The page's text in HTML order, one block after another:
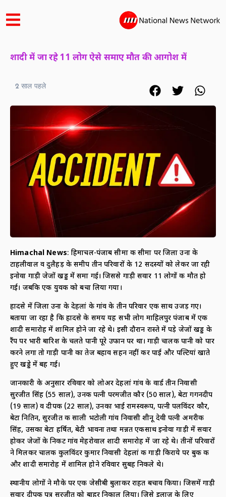
शादी में जा रहे 11 लोग ऐसे समाए मौत की आगोश में
2 साल पहले
Himachal News: हिमाचल-पंजाब सीमा की सीमा पर जिला उना के
टाहलीवाल व दुलैहड़ के समीप तीन परिवारों के 12 सदस्यों को लेकर जा रही
इनोवा गाड़ी जेजों खड्ड में समा गई। जिससे गाड़ी सवार 11 लोगों की मौत हो
गई। जबकि एक युवक को बचा लिया गया।
हादसे में जिला उना के देहलां के गांव के तीन परिवार एक साथ उजड़ गए।
बताया जा रहा है कि हादसे के समय यह सभी लोग माहिलपुर पंजाब में एक
शादी समारोह में शामिल होने जा रहे थे। इसी दौरान रास्ते में पड़े जेजों खड्ड के
रैंप पर भारी बारिश के चलते पानी पूरे उफान पर था। गाड़ी चालक पानी को पार
करने लगा तो गाड़ी पानी का तेज बहाव सहन नहीं कर पाई और पल्टियां खाते
हुए खड्डे में बह गई।
जानकारी के अनुसार रविवार को लोअर देहलां गांव के वार्ड तीन निवासी
सुरजीत सिंह (55 साल), उनकी पत्नी परमजीत कौर (50 साल), बेटा गगनदीप
(19 साल) व दीपक (22 साल), उनका भाई रामस्वरूप, पत्नी पलविंदर कौर,
बेटा नितिन, सुरजीत की साली भटोली गांव निवासी शीनू देवी पत्नी अमरीक
सिंह, उसका बेटा हर्षित, बेटी भावना तथा मन्नत एकसाथ इनोवा गाड़ी में सवार
होकर जेजों के निकट गांव मेहरोवाल शादी समारोह में जा रहे थे। तीनों परिवारों
ने मिलकर चालक कुलविंदर कुमार निवासी देहलां की गाड़ी किराये पर बुक की
और शादी समारोह में शामिल होने रविवार सुबह निकले थे।
स्थानीय लोगों ने मौके पर एक जेसीबी बुलाकर राहत बचाव किया। जिसमें गाड़ी